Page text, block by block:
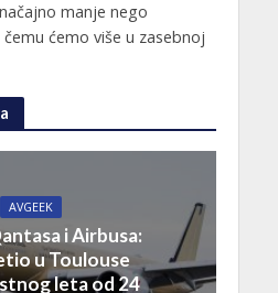
manje nego
ćemo više u zasebnoj
AVGEEK
i Airbusa:
u Toulouse
leta od 24